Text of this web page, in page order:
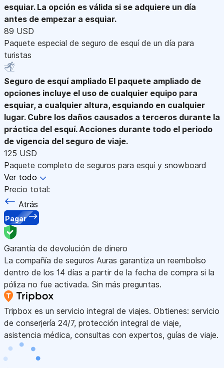
esquiar. La opción es válida si se adquiere un día
antes de empezar a esquiar.
89 USD
Paquete especial de seguro de esquí de un día para
turistas
Seguro de esquí ampliado El paquete ampliado de
opciones incluye el uso de cualquier equipo para
esquiar, a cualquier altura, esquiando en cualquier
lugar. Cubre los daños causados a terceros durante la
práctica del esquí. Acciones durante todo el periodo
de vigencia del seguro de viaje.
125 USD
Paquete completo de seguros para esquí y snowboard
Ver todo
Precio total:
Atrás
Pagar
Garantía de devolución de dinero
La compañía de seguros Auras garantiza un reembolso
dentro de los 14 días a partir de la fecha de compra si la
póliza no fue activada. Sin más preguntas.
Tripbox es un servicio integral de viajes. Obtienes: servicio
de conserjería 24/7, protección integral de viaje,
asistencia médica, consultas con expertos, guías de viaje.